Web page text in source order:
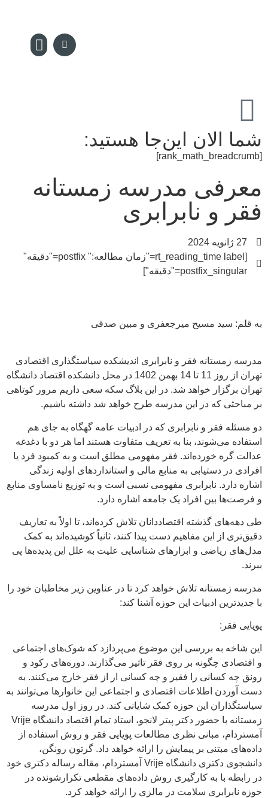
شما الان این‌جا هستید:
[rank_math_breadcrumb]
معرفی مدرسه زمستانه
فقر و نابرابری
27 ژانویه 2024
[rt_reading_time label="زمان مطالعه:" postfix="دقیقه"
postfix_singular="دقیقه"]
به قلم: سید مسیح میرجعفری و مبین صدقی
مدرسه زمستانه فقر و نابرابری اندیشکده سیاستگذاری اقتصادی
تهران از روز 11 تا 14 بهمن 1402 در محل دانشکده اقتصاد دانشگاه
تهران برگزار خواهد شد. در این بلاگ سکه سعی داریم مرور کوتاهی
بر مباحثی که در این مدرسه طرح خواهد شد داشته باشیم.
دو مسئله فقر و نابرابری که در ادبیات عامه گهگاه به جای هم
استفاده می‌شوند، بنا به تعریف متفاوت هستند اما هر دو با دغدغه
عدالت گره خورده‌اند. فقر مفهومی مطلق است و به کمبود فرد یا
افرادی در دستیابی به منابع مالی و استانداردهای اولیه زندگی
اشاره دارد. نابرابری مفهومی نسبی است و به توزیع نامساوی منابع
و فرصت‌ها بین افراد یک جامعه اشاره دارد.
طی دهه‌های گذشته اقتصاددانان تلاش کرده‌اند، تا اولاً به تعاریف
دقیق‌تری از این مفاهیم دست ‌پیدا کنند، ثانیاً کوشیده‌اند به کمک
مدل‌های ریاضی و ابزارهای شناسایی علیت به علل این پدیده‌ها پی
ببرند.
مدرسه زمستانه تلاش خواهد کرد تا در عناوین زیر مخاطبان خود را
با جدیدترین ادبیات این حوزه آشنا کند:
پویایی فقر:
این شاخه به بررسی این موضوع می‌پردازد که شوک‌های اجتماعی
و اقتصادی چگونه بر روی فقر تاثیر می‌گذارند. دوره‌های رکود و
رونق چه کسانی را فقیر و چه کسانی ار از فقر خارج می‌کنند. به
دست آوردن اطلاعات اقتصادی و اجتماعی این خانوارها می‌توانند به
سیاستگذاران این حوزه کمک شایانی کند. در روز اول مدرسه
زمستانه با حضور دکتر پیتر لانجو، استاد تمام اقتصاد دانشگاه Vrije
آمستردام، مبانی نظری مطالعات پویایی فقر و روش استفاده از
داده‌های مبتنی بر پیمایش را ارائه خواهد داد. گرتون رونگن،
دانشجوی دکتری دانشگاه Vrije آمستردام، مقاله رساله دکتری خود
در رابطه با به کارگیری روش داده‌های مقطعی تکرارشونده در
حوزه نابرابری سلامت در مالزی را ارائه خواهد کرد.